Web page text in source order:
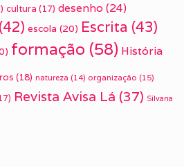
cultura (17) desenho (24)
(42) escola (20) Escrita (43)
formação (58) História
(18) natureza (14) organização (15)
Revista Avisa Lá (37) Silvana